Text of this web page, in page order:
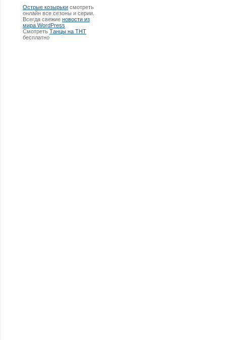
Острые козырьки смотреть
онлайн все сезоны и серии.
Всегда свежие новости из
мира WordPress
Смотреть Танцы на ТНТ
бесплатно